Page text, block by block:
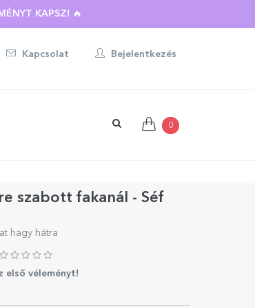
KAPSZ! 🔥
Kapcsolat Bejelentkezés
0
szabott fakanál - Séf
hagy hátra
első véleményt!